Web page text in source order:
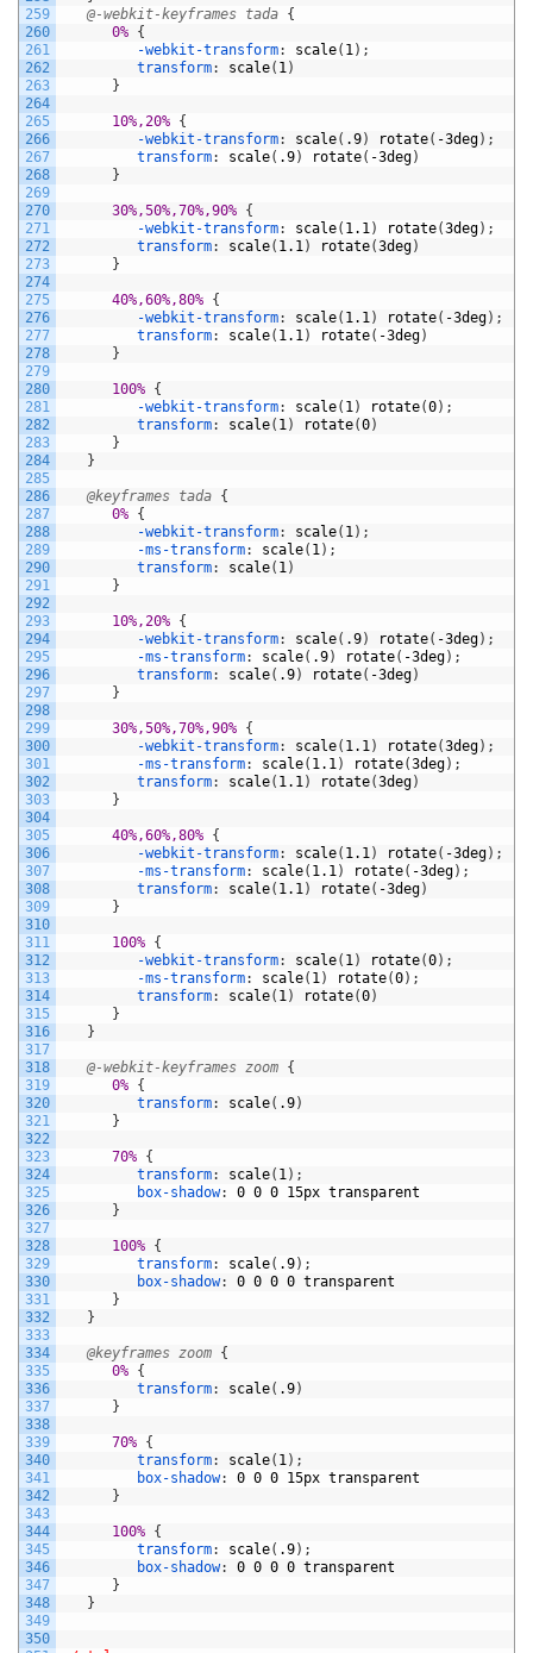
259
260
261
262
263
264
265
266
267
268
269
270
271
272
273
274
275
276
277
278
279
280
281
282
283
284
285
286
287
288
289
290
291
292
293
294
295
296
297
298
299
300
301
302
303
304
305
306
307
308
309
310
311
312
313
314
315
316
317
318
319
320
321
322
323
324
325
326
327
328
329
330
331
332
333
334
335
336
337
338
339
340
341
342
343
344
345
346
347
348
349
350
@-webkit-keyframes tada {
0% {
-webkit-transform: scale( 1) ;
transform: scale( 1)
}
10%,20% {
-webkit-transform: scale( .9) rotate( -3deg) ;
transform: scale( .9) rotate( -3deg)
}
30%,50%,70%,90% {
-webkit-transform: scale( 1.1) rotate(3deg) ;
transform: scale( 1.1) rotate(3deg)
}
40%,60%,80% {
-webkit-transform: scale( 1.1) rotate( -3deg) ;
transform: scale( 1.1) rotate( -3deg)
}
100% {
-webkit-transform: scale( 1) rotate(0) ;
transform: scale( 1) rotate(0)
}
}
@keyframes tada {
0% {
-webkit-transform: scale( 1) ;
-ms-transform: scale( 1) ;
transform: scale( 1)
}
10%,20% {
-webkit-transform: scale( .9) rotate( -3deg) ;
-ms-transform: scale( .9) rotate( -3deg) ;
transform: scale( .9) rotate( -3deg)
}
30%,50%,70%,90% {
-webkit-transform: scale( 1.1) rotate(3deg) ;
-ms-transform: scale( 1.1) rotate(3deg) ;
transform: scale( 1.1) rotate(3deg)
}
40%,60%,80% {
-webkit-transform: scale( 1.1) rotate( -3deg) ;
-ms-transform: scale( 1.1) rotate( -3deg) ;
transform: scale( 1.1) rotate( -3deg)
}
100% {
-webkit-transform: scale( 1) rotate(0) ;
-ms-transform: scale( 1) rotate(0) ;
transform: scale( 1) rotate(0)
}
}
@-webkit-keyframes zoom {
0% {
transform: scale( .9)
}
70% {
transform: scale( 1) ;
box-shadow: 0 0 0 15px transparent
}
100% {
transform: scale( .9) ;
box-shadow: 0 0 0 0 transparent
}
}
@keyframes zoom {
0% {
transform: scale( .9)
}
70% {
transform: scale( 1) ;
box-shadow: 0 0 0 15px transparent
}
100% {
transform: scale( .9) ;
box-shadow: 0 0 0 0 transparent
}
}